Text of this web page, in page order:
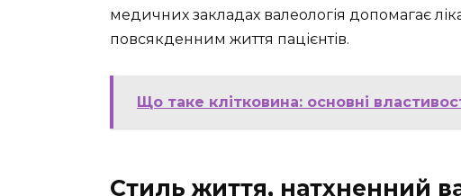
медичних закладах валеологія допомагає
повсякденним життя пацієнтів.
Що таке клітковина: основні
Стиль життя, натхненний